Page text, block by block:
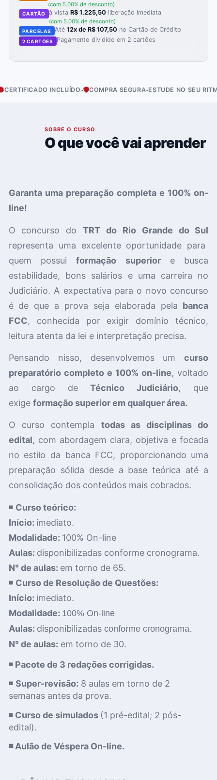
(com 5.00% de desconto)
CARTÃO à vista R$ 1.225,50 liberação imediata
(com 5.00% de desconto)
PARCELAS Até12x de R$ 107,50 no Cartão de Crédito
2 CARTÕES Pagamento dividido em 2 cartões
INCLUÍDO· COMPRA SEGURA·ESTUDE NO SEU RITMO·
SOBRE O CURSO
O que você vai aprender
Garanta uma preparação completa e 100% on-
line!
O concurso doTRT do Rio Grande do Sul
representa uma excelente oportunidade para
quem possuiformação superiore busca
estabilidade, bons salários e uma carreira no
Judiciário. A expectativa para o novo concurso
é de que a prova seja elaborada pela banca
FCC, conhecida por exigir domínio técnico,
leitura atenta da lei e interpretação precisa.
Pensando nisso, desenvolvemos umcurso
preparatório completo e 100% on-line, voltado
ao cargo deTécnico Judiciário, que
exige formação superior em qualquer área.
O curso contempla todas as disciplinas do
edital, com abordagem clara, objetiva e focada
no estilo da banca FCC, proporcionando uma
preparação sólida desde a base teórica até a
consolidação dos conteúdos mais cobrados.
◾ Curso teórico:
Início: imediato.
Modalidade: 100% On-line
Aulas: disponibilizadas conforme cronograma.
N° de aulas: em torno de 65.
◾ Curso de Resolução de Questões:
Início: imediato.
Modalidade: 100% On-line
Aulas: disponibilizadas conforme cronograma.
N° de aulas: em torno de 30.
◾ Pacote de 3 redações corrigidas.
◾ Super-revisão: 8 aulas em torno de 2
semanas antes da prova.
◾Curso de simulados (1 pré-edital; 2 pós-
edital).
◾ Aulão de Véspera On-line.